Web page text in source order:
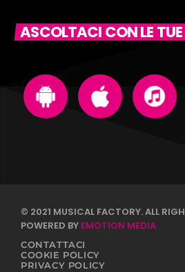
ASCOLTACI CON LE TUE
© 2021 MUSICAL FACTORY. ALL
POWERED BY EMOTION MEDIA
CONTATTACI
COOKIE POLICY
PRIVACY POLICY